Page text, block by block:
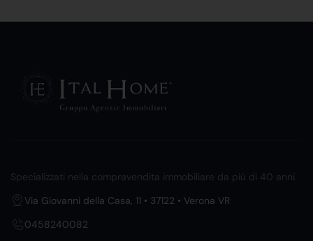
Specializzati nella compravendita immobiliare da più di 40 anni.
Via Giovanni della Casa, 11 • 37122 • Verona VR
0458240082